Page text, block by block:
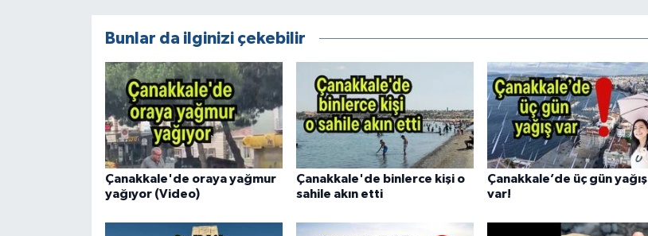
Bunlar da ilginizi çekebilir
Çanakkale'de oraya yağmur
yağıyor (Video)
Çanakkale'de binlerce kişi o
sahile akın etti
Çanakkale’de üç gün yağış
var!